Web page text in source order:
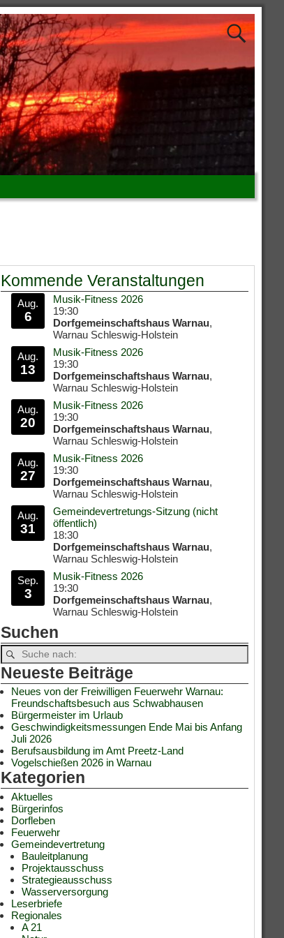
Kommende Veranstaltungen
Aug.
6
Musik-Fitness 2026
19:30
Dorfgemeinschaftshaus Warnau,
Warnau Schleswig-Holstein
Aug.
13
Musik-Fitness 2026
19:30
Dorfgemeinschaftshaus Warnau,
Warnau Schleswig-Holstein
Aug.
20
Musik-Fitness 2026
19:30
Dorfgemeinschaftshaus Warnau,
Warnau Schleswig-Holstein
Aug.
27
Musik-Fitness 2026
19:30
Dorfgemeinschaftshaus Warnau,
Warnau Schleswig-Holstein
Aug.
31
Gemeindevertretungs-Sitzung (nicht
öffentlich)
18:30
Dorfgemeinschaftshaus Warnau,
Warnau Schleswig-Holstein
Sep.
3
Musik-Fitness 2026
19:30
Dorfgemeinschaftshaus Warnau,
Warnau Schleswig-Holstein
Suchen
Neueste Beiträge
Neues von der Freiwilligen Feuerwehr Warnau:
Freundschaftsbesuch aus Schwabhausen
Bürgermeister im Urlaub
Geschwindigkeitsmessungen Ende Mai bis Anfang
Juli 2026
Berufsausbildung im Amt Preetz-Land
Vogelschießen 2026 in Warnau
Kategorien
Aktuelles
Bürgerinfos
Dorfleben
Feuerwehr
Gemeindevertretung
Bauleitplanung
Projektausschuss
Strategieausschuss
Wasserversorgung
Leserbriefe
Regionales
A 21